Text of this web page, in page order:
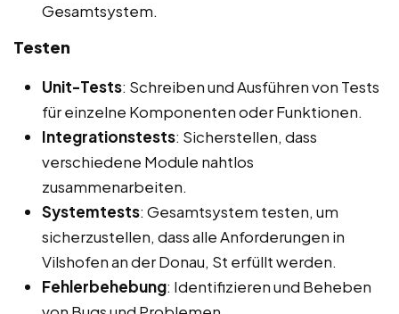
Gesamtsystem.
Testen
Unit-Tests: Schreiben und Ausführen von Tests
für einzelne Komponenten oder Funktionen.
Integrationstests: Sicherstellen, dass
verschiedene Module nahtlos
zusammenarbeiten.
Systemtests: Gesamtsystem testen, um
sicherzustellen, dass alle Anforderungen in
Vilshofen an der Donau, St erfüllt werden.
Fehlerbehebung: Identifizieren und Beheben